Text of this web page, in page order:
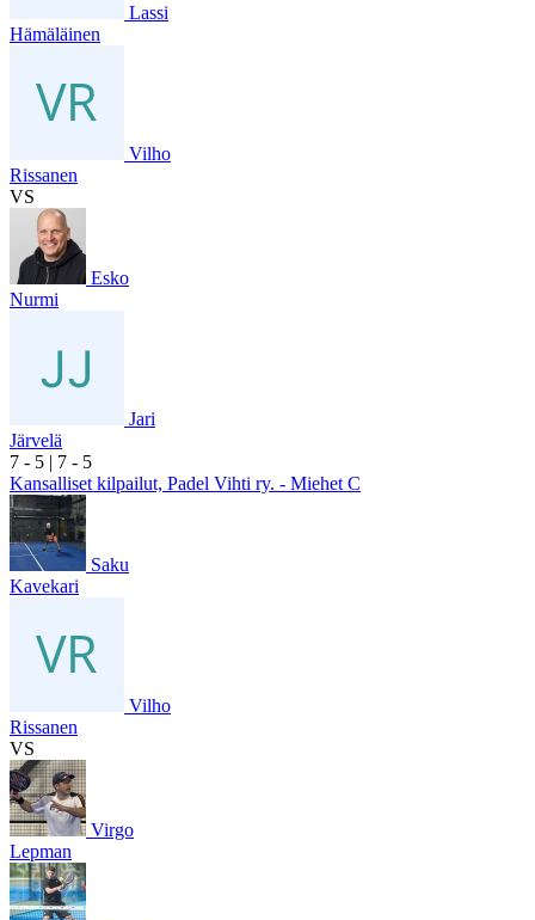
Lassi
Hämäläinen
Vilho
Rissanen
VS
Esko
Nurmi
Jari
Järvelä
7 - 5 | 7 - 5
Kansalliset kilpailut, Padel Vihti ry. - Miehet C
Saku
Kavekari
Vilho
Rissanen
VS
Virgo
Lepman